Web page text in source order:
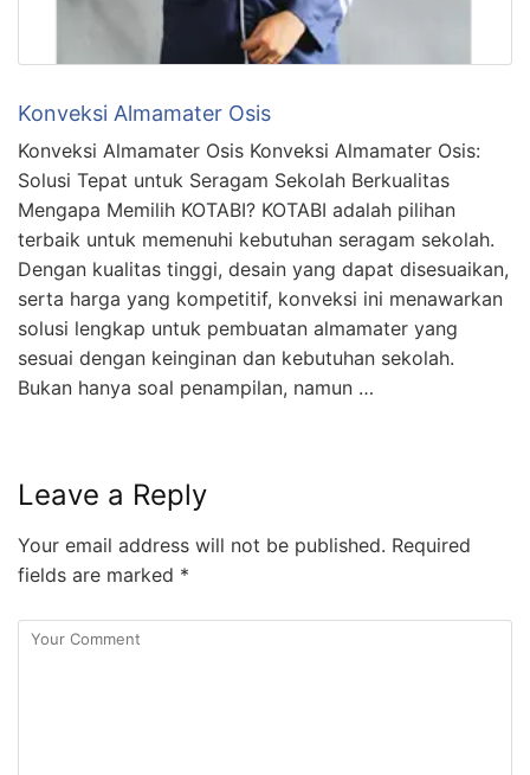
Konveksi Almamater Osis
Konveksi Almamater Osis Konveksi Almamater Osis:
Solusi Tepat untuk Seragam Sekolah Berkualitas
Mengapa Memilih KOTABI? KOTABI adalah pilihan
terbaik untuk memenuhi kebutuhan seragam sekolah.
Dengan kualitas tinggi, desain yang dapat disesuaikan,
serta harga yang kompetitif, konveksi ini menawarkan
solusi lengkap untuk pembuatan almamater yang
sesuai dengan keinginan dan kebutuhan sekolah.
Bukan hanya soal penampilan, namun …
Leave a Reply
Your email address will not be published. Required
fields are marked *